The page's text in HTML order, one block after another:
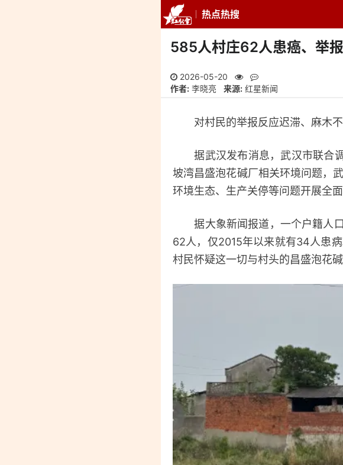
热点热搜
推荐 最新 专题中心 学者专栏
585人村庄62人患癌、举
2026-05-20
作者: 李晓亮 来源: 红星新闻
对村民的举报反应迟滞、麻木不
据武汉发布消息，武汉市联合调
坡湾昌盛泡花碱厂相关环境问题，
环境生态、生产关停等问题开展全
据大象新闻报道，一个户籍人口
62人，仅2015年以来就有34人患
村民怀疑这一切与村头的昌盛泡花碱